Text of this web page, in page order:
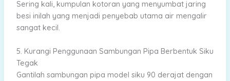
Sering kali, kumpulan kotoran yang menyumbat jaring
besi inilah yang menjadi penyebab utama air mengalir
sangat kecil.
5. Kurangi Penggunaan Sambungan Pipa Berbentuk Siku
Tegak
Gantilah sambungan pipa model siku 90 derajat dengan